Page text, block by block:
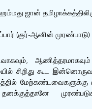
ஜான்
(குர்-ஆனின் முரண்பாடு)
சிறிது கூட
மேற்கண்டவைகளுக்கு